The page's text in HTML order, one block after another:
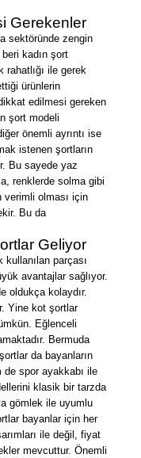
Gerekenler
sektöründe zengin
kadın şort
ile gerek
ürünlerin
edilmesi gereken
şort modeli
önemli ayrıntı ise
istenen şortların
Bu sayede yaz
renklerde solma gibi
verimli olması için
Bu da
Geliyor
parçası
avantajlar sağlıyor.
oldukça kolaydır.
Yine kot şortlar
Eğlenceli
Bermuda
da bayanların
de spor ayakkabı ile
klasik bir tarzda
gömlek ile uyumlu
bayanlar için her
ile değil, fiyat
mevcuttur. Önemli